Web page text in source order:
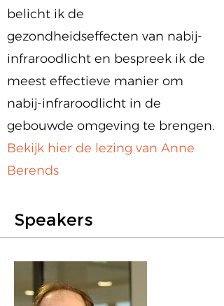
belicht ik de
gezondheidseffecten van nabij-
infraroodlicht en bespreek ik de
meest effectieve manier om
nabij-infraroodlicht in de
gebouwde omgeving te brengen.
Bekijk hier de lezing van Anne
Berends
Speakers